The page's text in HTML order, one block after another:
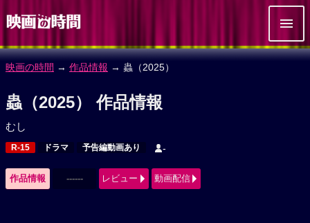
映画の時間 → 作品情報 → 蟲（2025）
蟲（2025） 作品情報
むし
R-15 ドラマ 予告編動画あり -
作品情報 ------ レビュー 動画配信